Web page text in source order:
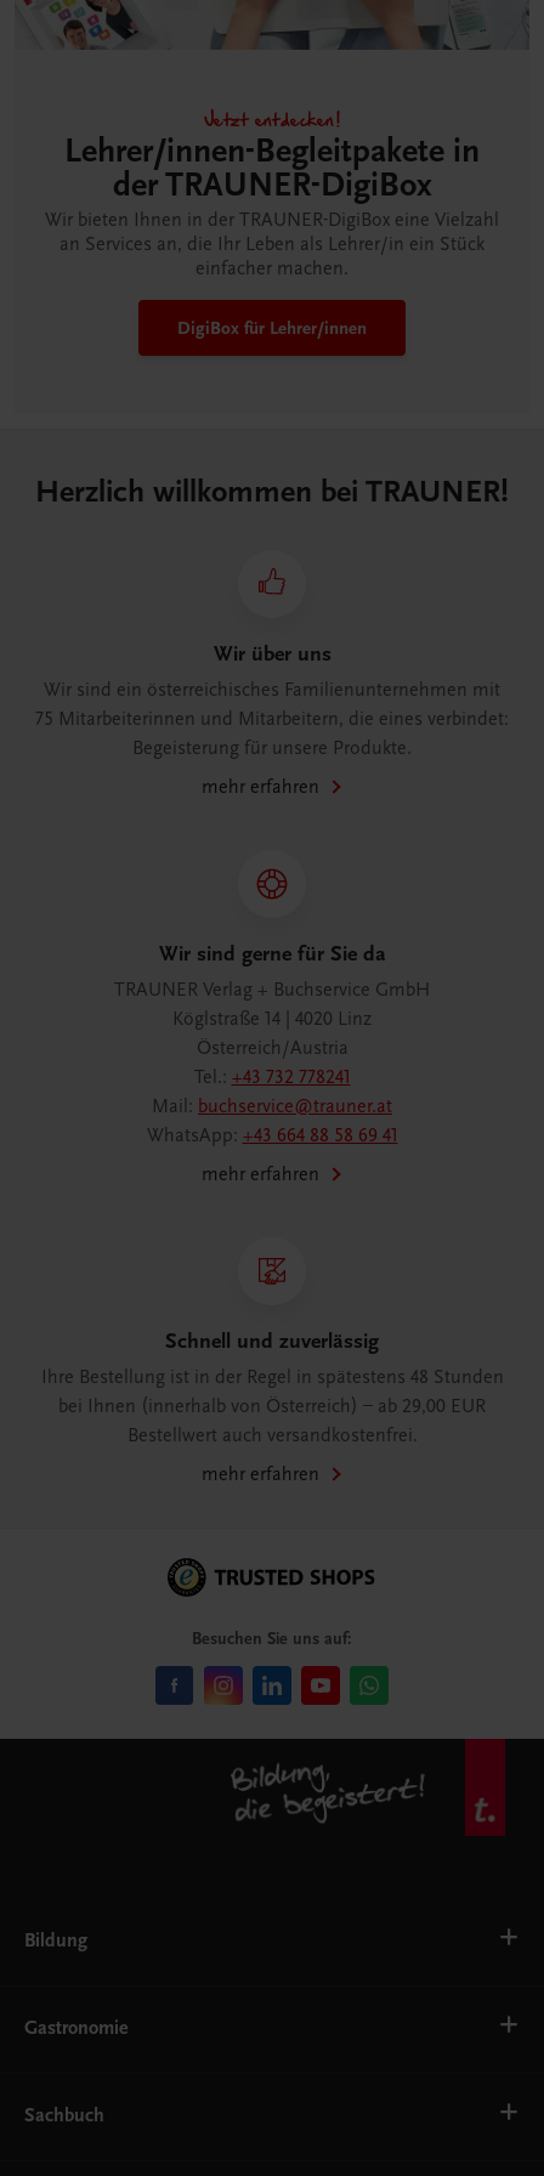
Jetzt entdecken!
Lehrer/innen-Begleitpakete in
der TRAUNER-DigiBox
Wir bieten Ihnen in der TRAUNER-DigiBox eine Vielzahl
an Services an, die Ihr Leben als Lehrer/in ein Stück
einfacher machen.
DigiBox für Lehrer/innen
Herzlich willkommen bei TRAUNER!
Wir über uns
Wir sind ein österreichisches Familienunternehmen mit
75 Mitarbeiterinnen und Mitarbeitern, die eines verbindet:
Begeisterung für unsere Produkte.
mehr erfahren
Wir sind gerne für Sie da
TRAUNER Verlag + Buchservice GmbH
Köglstraße 14 | 4020 Linz
Österreich/Austria
Tel.: +43 732 778241
Mail: buchservice@trauner.at
WhatsApp: +43 664 88 58 69 41
mehr erfahren
Schnell und zuverlässig
Ihre Bestellung ist in der Regel in spätestens 48 Stunden
bei Ihnen (innerhalb von Österreich) – ab 29,00 EUR
Bestellwert auch versandkostenfrei.
mehr erfahren
Besuchen Sie uns auf:
Bildung
AHS
EWF/ZWF
FW
Gastronomie
Getränke
Sachbuch